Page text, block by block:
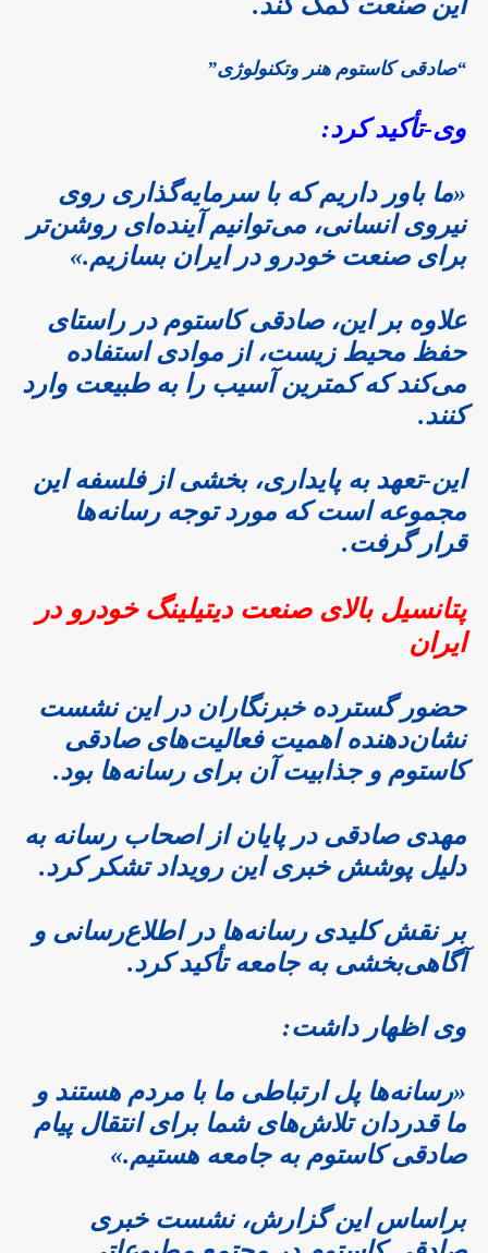
“صادقی کاستوم هنر وتکنولوژی”
وی-تأکید کرد:
«ما باور داریم که با سرمایه‌گذاری روی
نیروی انسانی، می‌توانیم آینده‌ای روشن‌تر
برای صنعت خودرو در ایران بسازیم.»
علاوه بر این، صادقی کاستوم در راستای
حفظ محیط‌ زیست، از موادی استفاده
می‌کند که کمترین آسیب را به طبیعت وارد
کنند.
این-تعهد به پایداری، بخشی از فلسفه این
مجموعه است که مورد توجه رسانه‌ها
قرار گرفت.
پتانسیل بالای صنعت دیتیلینگ خودرو در
ایران
حضور گسترده خبرنگاران در این نشست
نشان‌دهنده اهمیت فعالیت‌های صادقی
کاستوم و جذابیت آن برای رسانه‌ها بود.
مهدی صادقی در پایان از اصحاب رسانه به
دلیل پوشش خبری این رویداد تشکر کرد.
بر نقش کلیدی رسانه‌ها در اطلاع‌رسانی و
آگاهی‌بخشی به جامعه تأکید کرد.
وی اظهار داشت:
«رسانه‌ها پل ارتباطی ما با مردم هستند و
ما قدردان تلاش‌های شما برای انتقال پیام
صادقی کاستوم به جامعه هستیم.»
براساس این گزارش، نشست خبری